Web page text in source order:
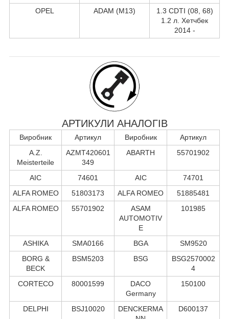
OPEL
ADAM (M13)
1.3 CDTI (08, 68)
1.2 л. Хетчбек
2014 -
АРТИКУЛИ АНАЛОГІВ
Виробник Артикул Виробник
Артикул
A.Z.
Meisterteile
AZMT420601
349
ABARTH 55701902
AIC 74601 AIC
74701
ALFA ROMEO
51803173 ALFA ROMEO
51885481
ALFA ROMEO
55701902
ASAM
AUTOMOTIV
E
101985
ASHIKA SMA0166 BGA
SM9520
BORG &
BECK
BSM5203 BSG
BSG2570002
4
CORTECO
80001599
DACO
Germany
150100
DELPHI BSJ10020
DENCKERMA
D600137